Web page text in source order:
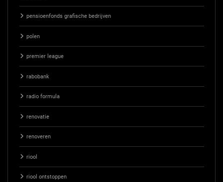
pensioenfonds grafische bedrijven
polen
premier league
rabobank
radio formula
renovatie
renoveren
riool
riool ontstoppen